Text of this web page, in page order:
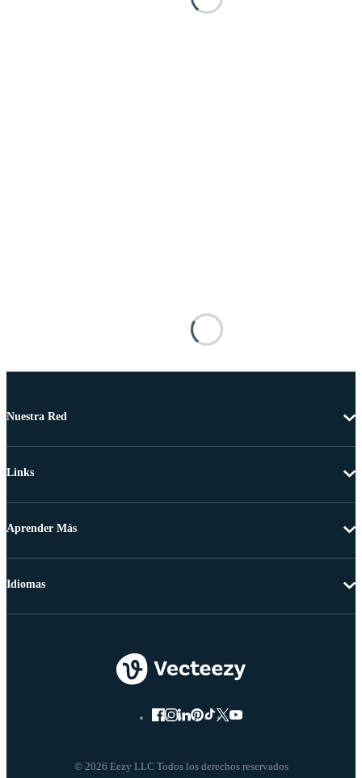
Nuestra Red
Links
Aprender Más
© 2026 Eezy LLC Todos los derechos reservados
Idiomas